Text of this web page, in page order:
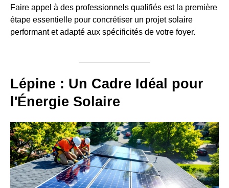
Faire appel à des professionnels qualifiés est la première
étape essentielle pour concrétiser un projet solaire
performant et adapté aux spécificités de votre foyer.
Lépine : Un Cadre Idéal pour
l'Énergie Solaire